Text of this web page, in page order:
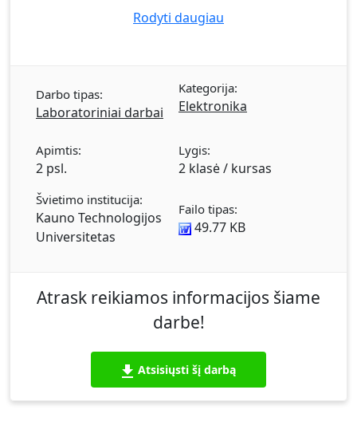
rezultatus su grandinių teorija, įvaldyti
Rodyti daugiau
Darbo tipas:
Laboratoriniai darbai
Kategorija:
Elektronika
Apimtis:
2 psl.
Lygis:
2 klasė / kursas
Švietimo institucija:
Kauno Technologijos
Universitetas
Failo tipas:
49.77 KB
Atrask reikiamos informacijos šiame
darbe!
Atsisiųsti šį darbą